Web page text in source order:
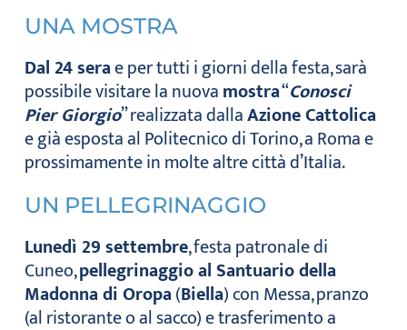
UNA MOSTRA
Dal 24 serae per tutti i giorni della festa, sarà
possibile visitare la nuovamostra“Conosci
Pier Giorgio” realizzata dallaAzione Cattolica
e già esposta al Politecnico di Torino, a Roma e
prossimamente in molte altre città d’Italia.
UN PELLEGRINAGGIO
Lunedì 29 settembre, festa patronale di
Cuneo,pellegrinaggio al Santuario della
Madonna di Oropa(Biella) con Messa, pranzo
(al ristorante o al sacco) e trasferimento a